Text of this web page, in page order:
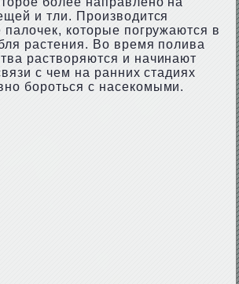
и тли. Производится
палочек, которые погружаются в
растения. Во время полива
растворяются и начинают
с чем на ранних стадиях
бороться с насекомыми.